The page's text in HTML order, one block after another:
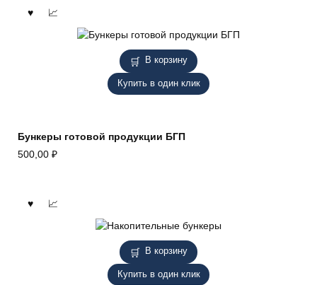
В корзину
Купить в один клик
Бункеры готовой продукции БГП
500,00 ₽
В корзину
Купить в один клик